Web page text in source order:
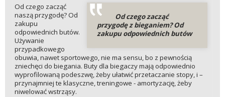
Od czego zacząć
przygodę z bieganiem? Od
zakupu odpowiednich butów
Od czego zacząć
naszą przygodę? Od
zakupu
odpowiednich butów.
Używanie
przypadkowego
obuwia, nawet sportowego, nie ma sensu, bo z pewnością
zniechęci do biegania. Buty dla biegaczy mają odpowiednio
wyprofilowaną podeszwę, żeby ułatwić przetaczanie stopy, i –
przynajmniej te klasyczne, treningowe - amortyzację, żeby
niwelować wstrząsy.